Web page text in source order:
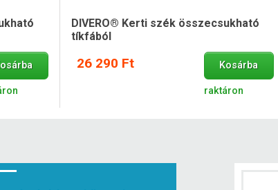
DIVERO® Kerti szék összecsukható
tíkfából
26 290 Ft Kosárba
raktáron